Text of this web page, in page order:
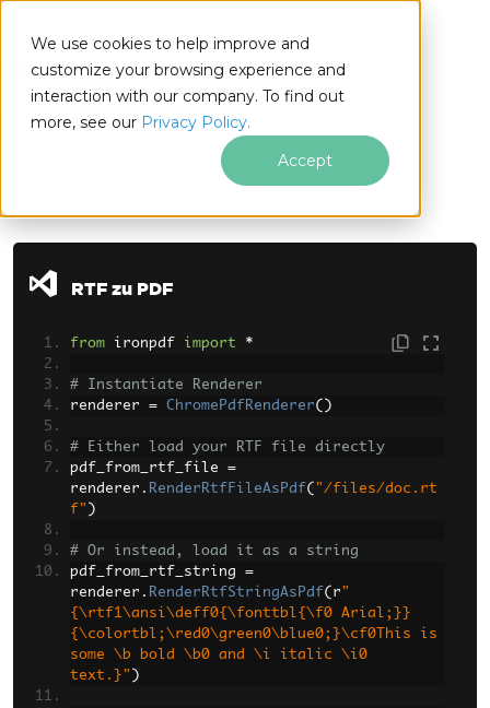
We use cookies to help improve and
customize your browsing experience and
interaction with our company. To find out
more, see our Privacy Policy.
Accept
Python
Zum Fußzeileninhalt springen
RTF zu PDF
from ironpdf import *
# Instantiate Renderer
renderer = ChromePdfRenderer()
# Either load your RTF file directly
pdf_from_rtf_file =
renderer . RenderRtfFileAsPdf( "/files/doc.rt
f" )
# Or instead, load it as a string
pdf_from_rtf_string =
renderer . RenderRtfStringAsPdf( r "
{\rtf1\ansi\deff0{\fonttbl{\f0 Arial;}}
{\colortbl;\red0\green0\blue0;}\cf0This is
some \b bold \b0 and \i italic \i0
text.}" )